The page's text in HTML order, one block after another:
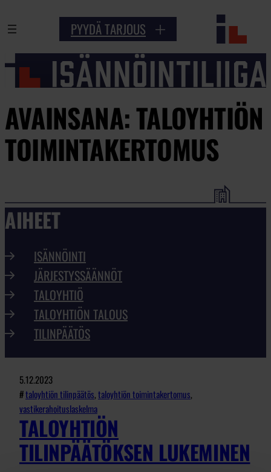
PYYDÄ TARJOUS
AVAINSANA:TALOYHTIÖN
TOIMINTAKERTOMUS
AIHEET
ISÄNNÖINTI
JÄRJESTYSSÄÄNNÖT
TALOYHTIÖ
TALOYHTIÖN TALOUS
TILINPÄÄTÖS
5.12.2023
#taloyhtiön tilinpäätös, taloyhtiön toimintakertomus
vastikerahoituslaskelma
TALOYHTIÖN
TILINPÄÄTÖKSEN LUKEMINEN